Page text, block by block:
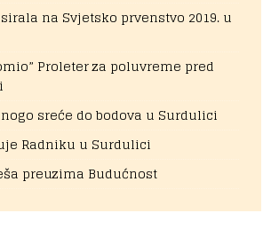
na Svjetsko prvenstvo 2019. u
Proleter za poluvreme pred
sreće do bodova u Surdulici
Radniku u Surdulici
preuzima Budućnost